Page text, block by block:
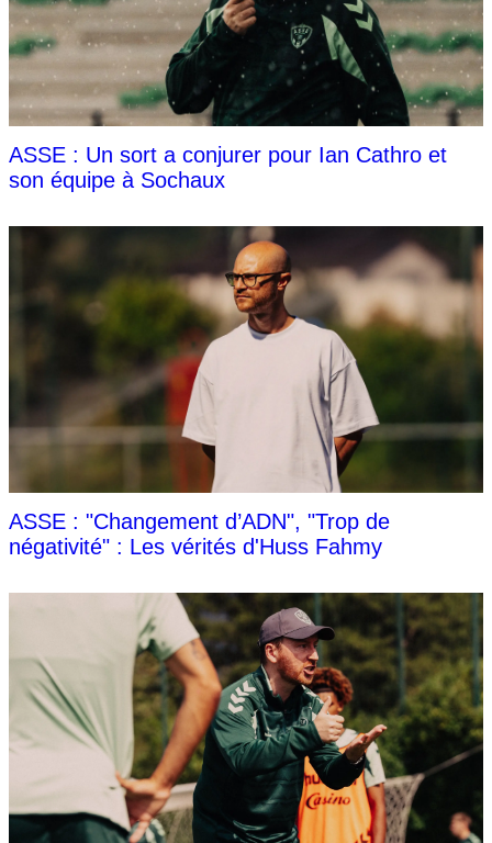
ASSE : Un sort a conjurer pour Ian Cathro et
son équipe à Sochaux
ASSE : "Changement d’ADN", "Trop de
négativité" : Les vérités d'Huss Fahmy